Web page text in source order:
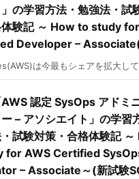
」の学習方法・勉強法・試
験記 ～ How to study
Developer –
は今最もシェアを拡大し
AWS 認定 SysOps アドミ
– アソシエイト」の学習
試験対策・合格体験記
for AWS Certified
– Associate～(新試験